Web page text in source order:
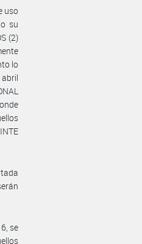
uso
su
(2)
lo
se